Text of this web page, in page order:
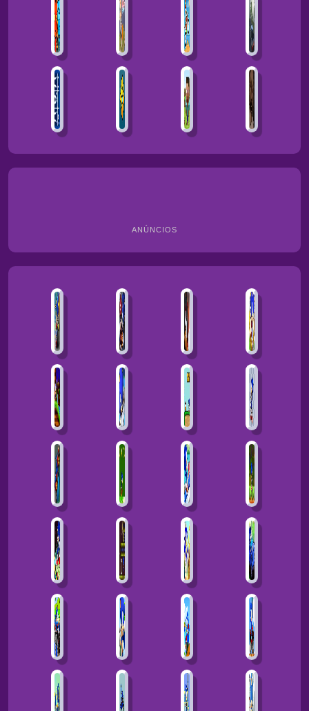
ANÚNCIOS